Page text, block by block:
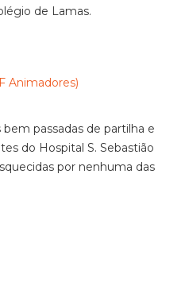
de Lamas.
Animadores)
passadas de partilha e
do Hospital S. Sebastião
por nenhuma das